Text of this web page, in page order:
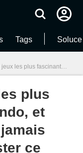
Tags
le moment ou jamais pour essayer de tester ce nouveau MMO avant tout le monde
plus
et
ce